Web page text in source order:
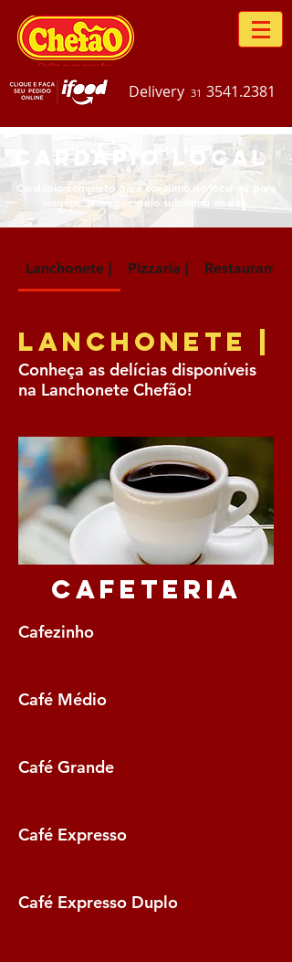
Delivery 31 3541.2381
CARDÁPIO LOCAL
Cardápio completo para consumo no local ou para
viagem. Navegue pelo submenu abaixo.
Lanchonete | Pizzaria | Restaurante |
Lanchonete |
Conheça as delícias disponíveis
na Lanchonete Chefão!
Cafeteria
Cafezinho
Café Médio
Café Grande
Café Expresso
Café Expresso Duplo